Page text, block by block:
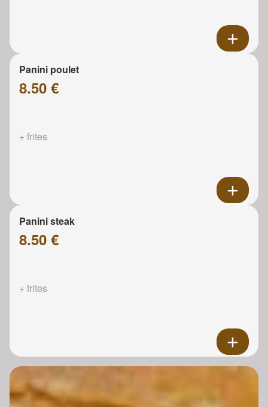
Panini poulet
8.50 €
+ frites
Panini steak
8.50 €
+ frites